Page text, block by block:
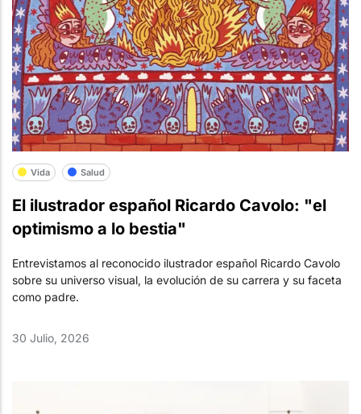
Vida Salud
El ilustrador español Ricardo Cavolo: "el
optimismo a lo bestia"
Entrevistamos al reconocido ilustrador español Ricardo Cavolo
sobre su universo visual, la evolución de su carrera y su faceta
como padre.
30 Julio, 2026